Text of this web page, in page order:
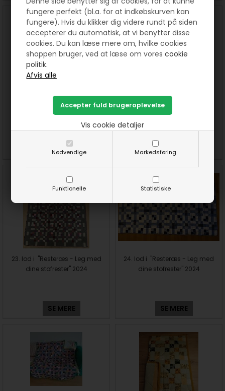
fungere perfekt (bl.a. for at indkøbskurven kan
fungere). Hvis du klikker dig videre rundt på siden
accepterer du automatisk, at vi benytter disse
cookies. Du kan læse mere om, hvilke cookies
shoppen bruger, ved at læse om vorescookie
politik.
Nødvendige Markedsføring
Funktionelle Statistiske
Vis cookie detaljer
21. lod i "Resteræs - Leg med
dine stofrester" 2024
SE MERE
22. lod i "Resteræs - Leg med
dine stofrester" 2024
SE MERE
23. lod i "Resteræs - Leg med
dine stofrester" 2024
SE MERE
24. lod i "Resteræs - Leg med
dine stofrester" 2024
SE MERE